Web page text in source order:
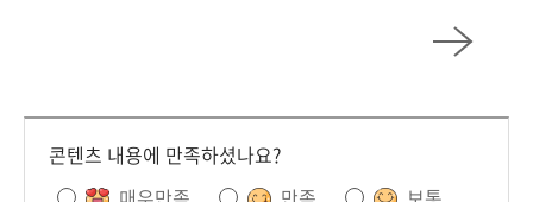
콘텐츠 내용에 만족하셨나요?